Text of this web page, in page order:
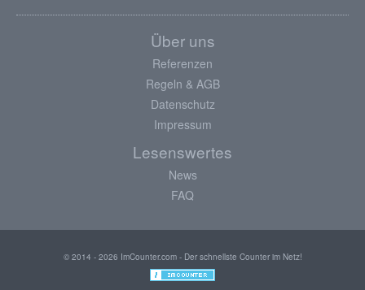
Über uns
Referenzen
Regeln & AGB
Datenschutz
Impressum
Lesenswertes
News
FAQ
© 2014 - 2026 ImCounter.com - Der schnellste Counter im Netz!